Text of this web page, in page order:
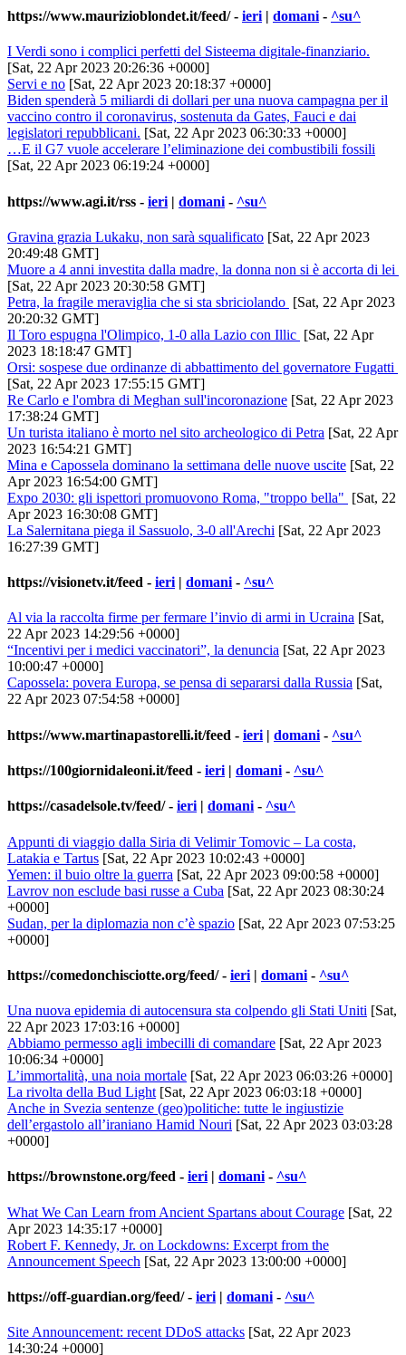
https://www.maurizioblondet.it/feed/- ieri | domani - ^su^
I Verdi sono i complici perfetti del Sisteema digitale-finanziario.
[Sat, 22 Apr 2023 20:26:36 +0000]
Servi e no [Sat, 22 Apr 2023 20:18:37 +0000]
Biden spenderà 5 miliardi di dollari per una nuova campagna per il
vaccino contro il coronavirus, sostenuta da Gates, Fauci e dai
legislatori repubblicani. [Sat, 22 Apr 2023 06:30:33 +0000]
…E il G7 vuole accelerare l’eliminazione dei combustibili fossili
[Sat, 22 Apr 2023 06:19:24 +0000]
https://www.agi.it/rss - ieri | domani - ^su^
Gravina grazia Lukaku, non sarà squalificato [Sat, 22 Apr 2023
20:49:48 GMT]
Muore a 4 anni investita dalla madre, la donna non si è accorta di lei
[Sat, 22 Apr 2023 20:30:58 GMT]
Petra, la fragile meraviglia che si sta sbriciolando [Sat, 22 Apr 2023
20:20:32 GMT]
Il Toro espugna l'Olimpico, 1-0 alla Lazio con Illic [Sat, 22 Apr
2023 18:18:47 GMT]
Orsi: sospese due ordinanze di abbattimento del governatore Fugatti
[Sat, 22 Apr 2023 17:55:15 GMT]
Re Carlo e l'ombra di Meghan sull'incoronazione [Sat, 22 Apr 2023
17:38:24 GMT]
Un turista italiano è morto nel sito archeologico di Petra [Sat, 22 Apr
2023 16:54:21 GMT]
Mina e Capossela dominano la settimana delle nuove uscite [Sat, 22
Apr 2023 16:54:00 GMT]
Expo 2030: gli ispettori promuovono Roma, "troppo bella" [Sat, 22
Apr 2023 16:30:08 GMT]
La Salernitana piega il Sassuolo, 3-0 all'Arechi [Sat, 22 Apr 2023
16:27:39 GMT]
https://visionetv.it/feed - ieri | domani - ^su^
Al via la raccolta firme per fermare l’invio di armi in Ucraina [Sat,
22 Apr 2023 14:29:56 +0000]
“Incentivi per i medici vaccinatori”, la denuncia [Sat, 22 Apr 2023
10:00:47 +0000]
Capossela: povera Europa, se pensa di separarsi dalla Russia [Sat,
22 Apr 2023 07:54:58 +0000]
https://www.martinapastorelli.it/feed - ieri | domani - ^su^
https://100giornidaleoni.it/feed - ieri | domani - ^su^
https://casadelsole.tv/feed/- ieri | domani - ^su^
Appunti di viaggio dalla Siria di Velimir Tomovic – La costa,
Latakia e Tartus [Sat, 22 Apr 2023 10:02:43 +0000]
Yemen: il buio oltre la guerra [Sat, 22 Apr 2023 09:00:58 +0000]
Lavrov non esclude basi russe a Cuba [Sat, 22 Apr 2023 08:30:24
+0000]
Sudan, per la diplomazia non c’è spazio [Sat, 22 Apr 2023 07:53:25
+0000]
https://comedonchisciotte.org/feed/- ieri | domani - ^su^
Una nuova epidemia di autocensura sta colpendo gli Stati Uniti [Sat,
22 Apr 2023 17:03:16 +0000]
Abbiamo permesso agli imbecilli di comandare [Sat, 22 Apr 2023
10:06:34 +0000]
L’immortalità, una noia mortale [Sat, 22 Apr 2023 06:03:26 +0000]
La rivolta della Bud Light [Sat, 22 Apr 2023 06:03:18 +0000]
Anche in Svezia sentenze (geo)politiche: tutte le ingiustizie
dell’ergastolo all’iraniano Hamid Nouri [Sat, 22 Apr 2023 03:03:28
+0000]
https://brownstone.org/feed - ieri | domani - ^su^
What We Can Learn from Ancient Spartans about Courage [Sat, 22
Apr 2023 14:35:17 +0000]
Robert F. Kennedy, Jr. on Lockdowns: Excerpt from the
Announcement Speech [Sat, 22 Apr 2023 13:00:00 +0000]
https://off-guardian.org/feed/- ieri | domani - ^su^
Site Announcement: recent DDoS attacks [Sat, 22 Apr 2023
14:30:24 +0000]